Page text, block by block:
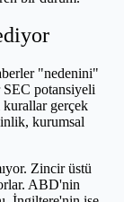
"nedenini"
potansiyeli
kurallar gerçek
kurumsal
Zincir üstü
ABD'nin